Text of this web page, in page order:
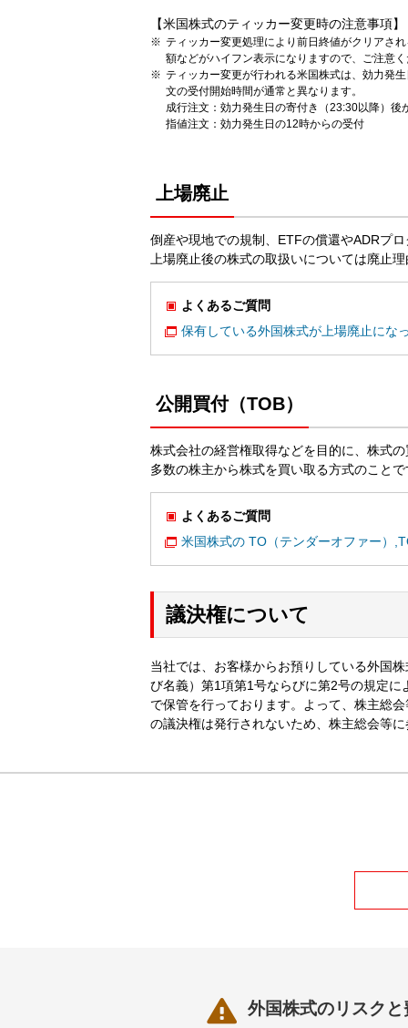
【米国株式のティッカー変更時の注意事項】
ティッカー変更処理により前日終値がクリアさ
額などがハイフン表示になりますので、ご注意
ティッカー変更が行われる米国株式は、効力発
文の受付開始時間が通常と異なります。
成行注文：効力発生日の寄付き（23:30以降）
指値注文：効力発生日の12時からの受付
上場廃止
倒産や現地での規制、ETFの償還やADRプ
上場廃止後の株式の取扱いについては廃止
よくあるご質問
保有している外国株式が上場廃止にな
公開買付（TOB）
株式会社の経営権取得などを目的に、株式
多数の株主から株式を買い取る方式のことで
よくあるご質問
米国株式の TO（テンダーオファー）
議決権について
当社では、お客様からお預りしている外国
び名義）第1項第1号ならびに第2号の規定
で保管を行っております。よって、株主総
の議決権は発行されないため、株主総会等
 外国株式のリスク